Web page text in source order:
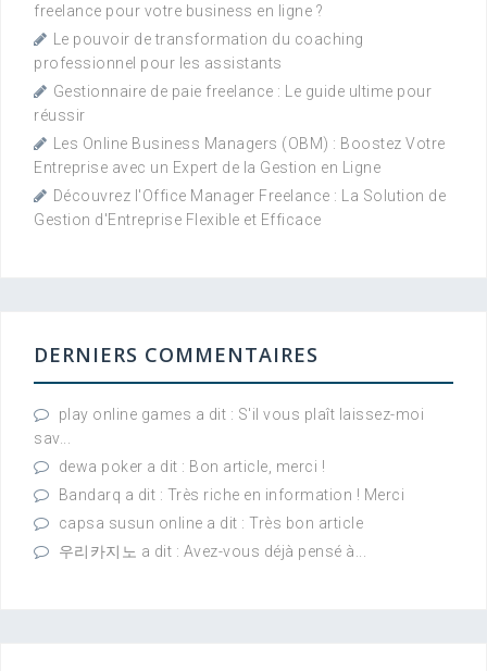
freelance pour votre business en ligne ?
Le pouvoir de transformation du coaching
professionnel pour les assistants
Gestionnaire de paie freelance : Le guide ultime pour
réussir
Les Online Business Managers (OBM) : Boostez Votre
Entreprise avec un Expert de la Gestion en Ligne
Découvrez l'Office Manager Freelance : La Solution de
Gestion d'Entreprise Flexible et Efficace
DERNIERS COMMENTAIRES
play online games a dit : S'il vous plaît laissez-moi
sav...
dewa poker a dit : Bon article, merci !
Bandarq a dit : Très riche en information ! Merci
capsa susun online a dit : Très bon article
우리카지노 a dit : Avez-vous déjà pensé à...